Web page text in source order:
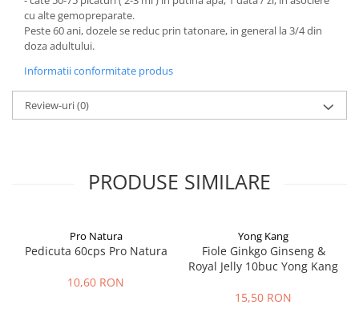
cu alte gemopreparate.
Peste 60 ani, dozele se reduc prin tatonare, in general la 3/4 din
doza adultului.
Informatii conformitate produs
Review-uri(0)
PRODUSE SIMILARE
Pro Natura
Pedicuta 60cps Pro Natura
10,60 RON
Yong Kang
Fiole Ginkgo Ginseng &
Royal Jelly 10buc Yong Kang
15,50 RON